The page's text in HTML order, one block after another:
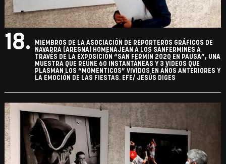
18.
MIEMBROS DE LA ASOCIACIÓN DE REPORTEROS GRÁFICOS DE
NAVARRA (AREGNA) HOMENAJEAN A LOS SANFERMINES A
TRAVÉS DE LA EXPOSICIÓN “SAN FERMÍN 2020 EN PAUSA”, UNA
MUESTRA QUE REÚNE 60 INSTANTÁNEAS Y 3 VÍDEOS QUE
PLASMAN LOS “MOMENTICOS” VIVIDOS EN AÑOS ANTERIORES Y
LA EMOCIÓN DE LAS FIESTAS. EFE/ JESÚS DIGES